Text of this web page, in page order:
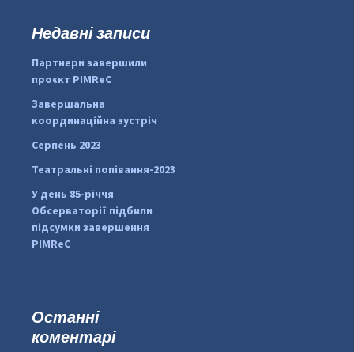
:Недавні записи
Партнери завершили
проєкт PIMReC
Завершальна
координаційна зустріч
Серпень 2023
Театральні попівання-2023
У день 85-річчя
Обсерваторії підбили
підсумки завершення
PIMReC
Останні
коментарі